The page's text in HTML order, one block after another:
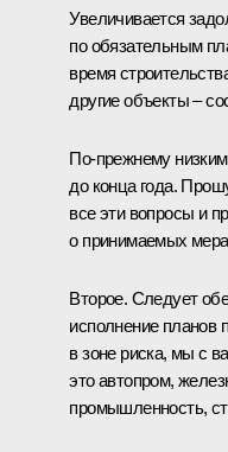
Увеличивается
по обязательным
время
другие объекты –
По‑прежнему
до конца года.
все эти вопросы и
о принимаемых
Второе. Следует
исполнение планов
в зоне риска, мы с
это автопром,
промышленность,